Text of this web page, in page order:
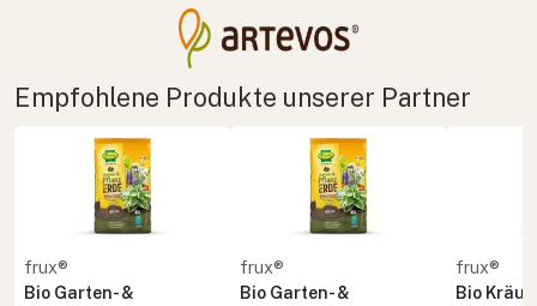
Empfohlene Produkte unserer Partner
frux®
Bio Garten- &
frux®
Bio Garten- &
frux®
Bio